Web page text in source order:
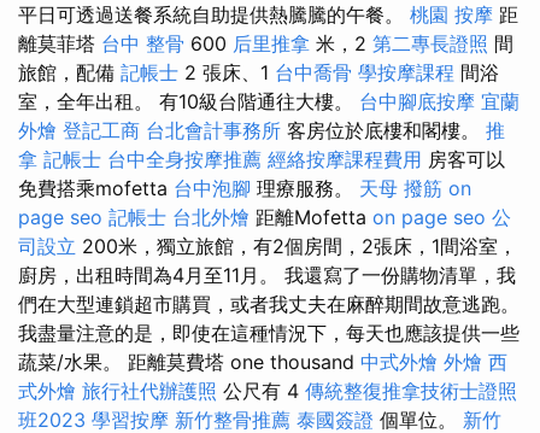
平日可透過送餐系統自助提供熱騰騰的午餐。 桃園 按摩 距
離莫菲塔 台中 整骨 600 后里推拿 米，2 第二專長證照 間
旅館，配備 記帳士 2 張床、1 台中喬骨 學按摩課程 間浴
室，全年出租。 有10級台階通往大樓。 台中腳底按摩 宜蘭
外燴 登記工商 台北會計事務所 客房位於底樓和閣樓。 推
拿 記帳士 台中全身按摩推薦 經絡按摩課程費用 房客可以
免費搭乘mofetta 台中泡腳 理療服務。 天母 撥筋 on
page seo 記帳士 台北外燴 距離Mofetta on page seo 公
司設立 200米，獨立旅館，有2個房間，2張床，1間浴室，
廚房，出租時間為4月至11月。 我還寫了一份購物清單，我
們在大型連鎖超市購買，或者我丈夫在麻醉期間故意逃跑。
我盡量注意的是，即使在這種情況下，每天也應該提供一些
蔬菜/水果。 距離莫費塔 one thousand 中式外燴 外燴 西
式外燴 旅行社代辦護照 公尺有 4 傳統整復推拿技術士證照
班2023 學習按摩 新竹整骨推薦 泰國簽證 個單位。 新竹